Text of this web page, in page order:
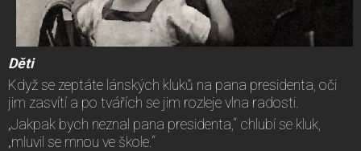
Děti
Když se zeptáte lánských kluků na pana presidenta, oči
jim zasvítí a po tvářích se jim rozleje vlna radosti.
„Jakpak bych neznal pana presidenta,“ chlubí se kluk,
„mluvil se mnou ve škole.“